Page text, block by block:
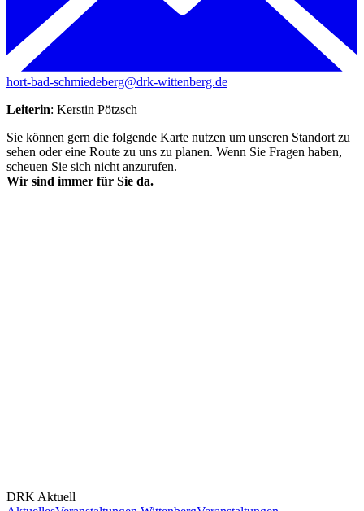
hort-bad-schmiedeberg@drk-wittenberg.de
Leiterin: Kerstin Pötzsch
Sie können gern die folgende Karte nutzen um unseren Standort zu
sehen oder eine Route zu uns zu planen. Wenn Sie Fragen haben,
scheuen Sie sich nicht anzurufen.
Wir sind immer für Sie da.
DRK Aktuell